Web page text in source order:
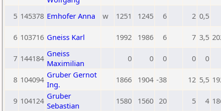
5 145378 Emhofer Anna w 1251 1245 6 2 0,5
6 103716 Gneiss Karl 1992 1986 6 7 3,5
7 144184 Gneiss
Maximilian
0 0 0 0 0
8 104094 Gruber Gernot
Ing.
1866 1904 -38 12 5,5
9 104124 Gruber
Sebastian
1580 1560 20 5 4